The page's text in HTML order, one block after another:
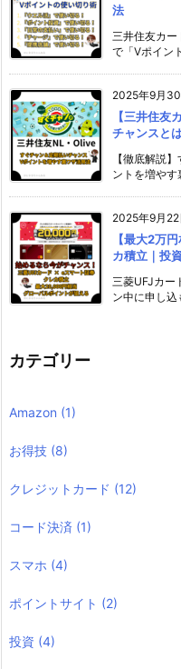
法
三井住友カー
で「Vポイン
2025年9月30
【三井住
チャンスと
【徹底解説
ントを増やす
2025年9月22
【最大2万
カ積立｜投
三菱UFJカー
ン中に申し込
カテゴリー
Amazon (1)
お得技 (8)
クレジットカード (12)
コード決済 (1)
スマホ (4)
ポイントサイト (2)
投資 (4)